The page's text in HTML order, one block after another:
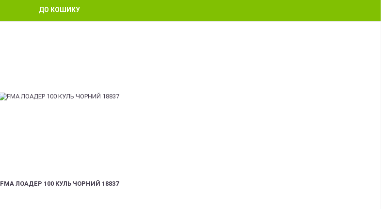
ДО КОШИКУ
FMA ЛОАДЕР 100 КУЛЬ ЧОРНИЙ 18837